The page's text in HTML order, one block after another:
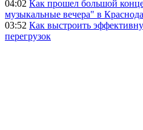
04:02 Как прошел большой
музыкальные вечера" в
03:52 Как выстроить
перегрузок